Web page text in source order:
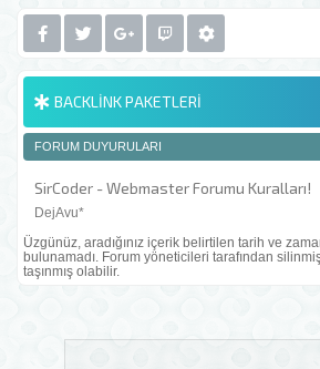
BACKLINK PAKETLERI
FORUM DUYURULARI
SirCoder - Webmaster Forumu Kuralları!
DejAvu*
Üzgünüz, aradığınız içerik belirtilen tarih ve
bulunamadı. Forum yöneticileri tarafından
taşınmış olabilir.